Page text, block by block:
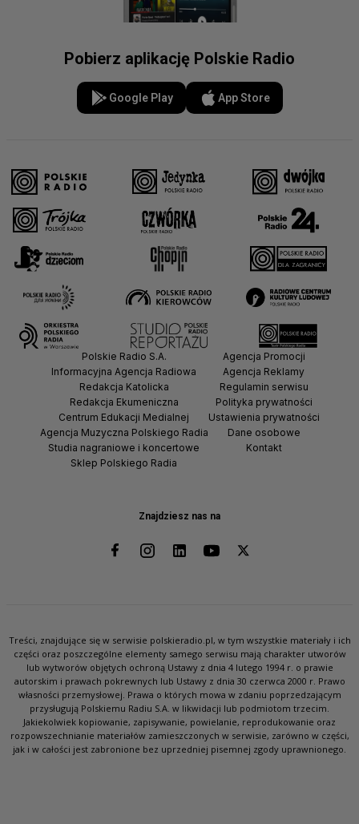
Pobierz aplikację Polskie Radio
Google Play App Store
Znajdziesz nas na
Polskie Radio S.A.
Informacyjna Agencja Radiowa
Redakcja Katolicka
Redakcja Ekumeniczna
Centrum Edukacji Medialnej
Agencja Muzyczna Polskiego Radia
Studia nagraniowe i koncertowe
Sklep Polskiego Radia
Agencja Promocji
Agencja Reklamy
Regulamin serwisu
Polityka prywatności
Ustawienia prywatności
Dane osobowe
Kontakt
Treści, znajdujące się w serwisie polskieradio.pl, w tym wszystkie materiały i ich
części oraz poszczególne elementy samego serwisu mają charakter utworów
lub wytworów objętych ochroną Ustawy z dnia 4 lutego 1994 r. o prawie
autorskim i prawach pokrewnych lub Ustawy z dnia 30 czerwca 2000 r. Prawo
własności przemysłowej. Prawa o których mowa w zdaniu poprzedzającym
przysługują Polskiemu Radiu S.A. w likwidacji lub podmiotom trzecim.
Jakiekolwiek kopiowanie, zapisywanie, powielanie, reprodukowanie oraz
rozpowszechnianie materiałów zamieszczonych w serwisie, zarówno w części,
jak i w całości jest zabronione bez uprzedniej pisemnej zgody uprawnionego.